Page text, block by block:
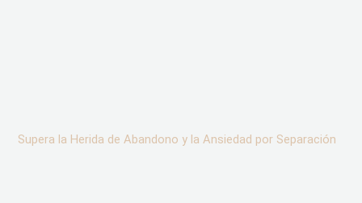
Supera la Herida de Abandono y la Ansiedad por Separación